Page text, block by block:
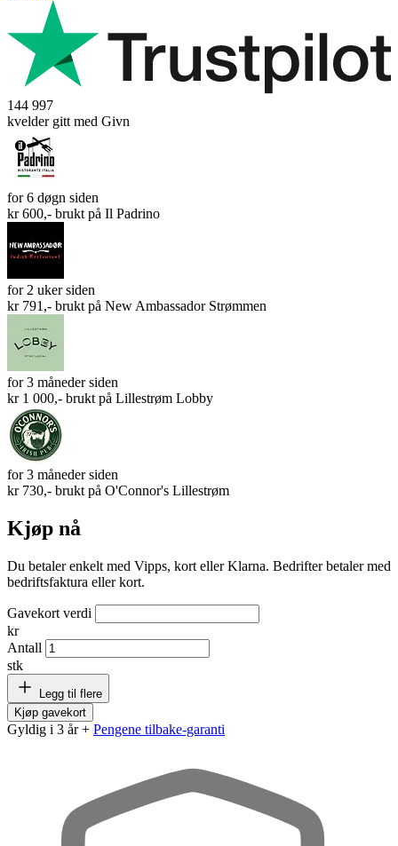
144 997
kvelder gitt med Givn
for 6 døgn siden
kr 600,- brukt på Il Padrino
for 2 uker siden
kr 791,- brukt på New Ambassador Strømmen
for 3 måneder siden
kr 1 000,- brukt på Lillestrøm Lobby
for 3 måneder siden
kr 730,- brukt på O'Connor's Lillestrøm
Kjøp nå
Du betaler enkelt med Vipps, kort eller Klarna. Bedrifter betaler med
bedriftsfaktura eller kort.
Gavekort verdi
kr
Antall
stk
Legg til flere
Kjøp gavekort
Gyldig i 3 år + Pengene tilbake-garanti